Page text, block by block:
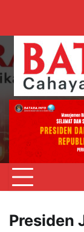
content
Presiden